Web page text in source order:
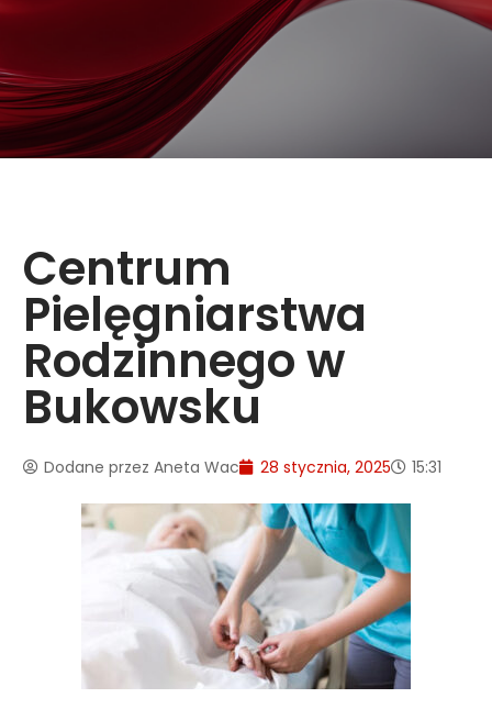
Centrum
Pielęgniarstwa
Rodzinnego w
Bukowsku
Dodane przez Aneta Wac 28 stycznia, 2025 15:31